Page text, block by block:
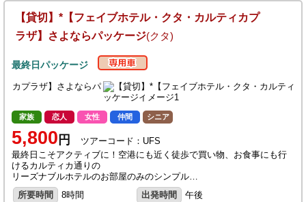
【貸切】*【フェイブホテル・クタ・カルティカプ
ラザ】さよならパッケージ(クタ)
最終日パッケージ
家族 恋人 女性 仲間 シニア
5,800 円
ツアーコード：UFS
最終日こそアクティブに！空港にも近く徒歩で買い物、お食事にも行
けるカルティカ通りの
リーズナブルホテルのお部屋のみのシンプル…
所要時間
8時間 出発時間 午後